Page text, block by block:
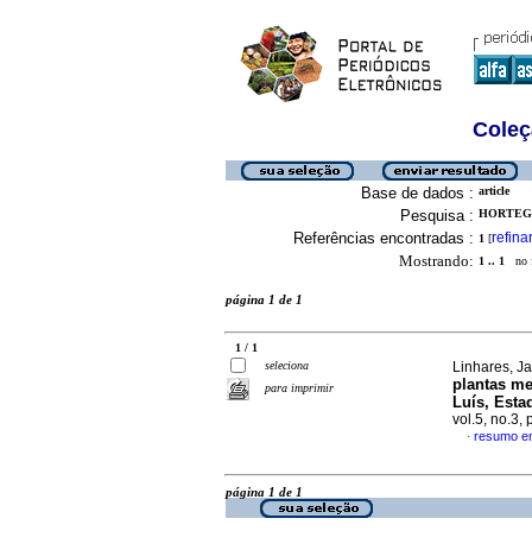
Base de dados : article
Pesquisa :
Referências encontradas : 1 [refinar
Mostrando: 1 .. 1 no
página 1 de 1
1 / 1
seleciona
para imprimir
Linhares,
plantas
Luís,
vol.5, no.3,
· resumo
página 1 de 1